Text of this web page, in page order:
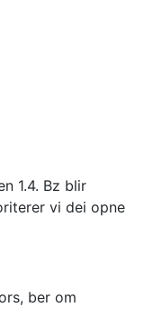
1.4. Bz blir
vi dei opne
ber om